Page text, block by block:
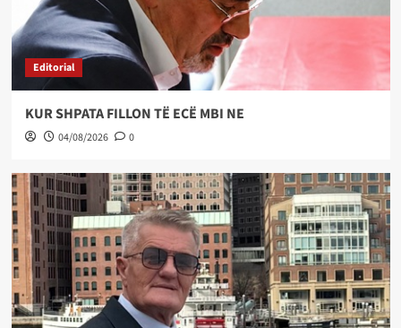
Editorial
KUR SHPATA FILLON TË ECË MBI NE
04/08/2026 0